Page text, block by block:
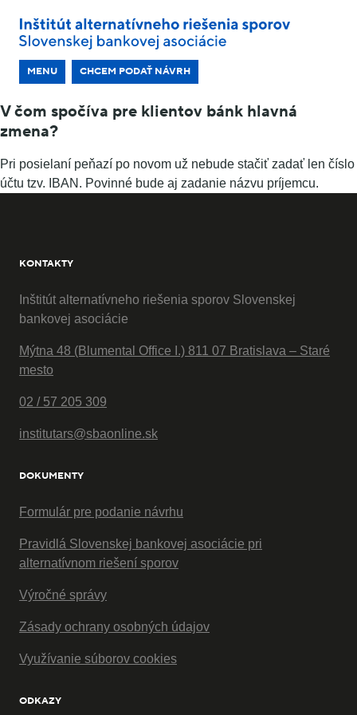
MENU CHCEM PODAŤ NÁVRH
V čom spočíva pre klientov bánk hlavná
zmena?
Pri posielaní peňazí po novom už nebude stačiť zadať len číslo
účtu tzv. IBAN. Povinné bude aj zadanie názvu príjemcu.
KONTAKTY
Inštitút alternatívneho riešenia sporov Slovenskej
bankovej asociácie
Mýtna 48 (Blumental Office I.) 811 07 Bratislava – Staré
mesto
02 / 57 205 309
institutars@sbaonline.sk
DOKUMENTY
Formulár pre podanie návrhu
Pravidlá Slovenskej bankovej asociácie pri
alternatívnom riešení sporov
Výročné správy
Zásady ochrany osobných údajov
Využívanie súborov cookies
ODKAZY